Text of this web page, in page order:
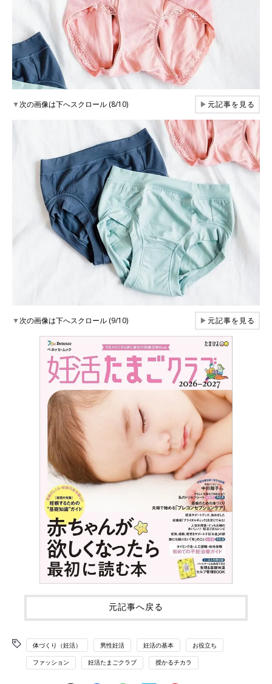
▼次の画像は下へスクロール (8/10) ▶元記事を見る
▼次の画像は下へスクロール (9/10) ▶元記事を見る
元記事へ戻る
体づくり（妊活） 男性妊活 妊活の基本 お役立ち
ファッション 妊活たまごクラブ 授かるチカラ